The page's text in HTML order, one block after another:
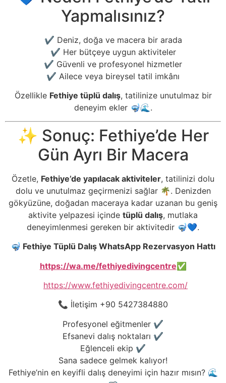
Yapmalısınız?
✔️ Deniz, doğa ve macera bir arada
✔️ Her bütçeye uygun aktiviteler
✔️ Güvenli ve profesyonel hizmetler
✔️ Ailece veya bireysel tatil imkânı
Özellikle Fethiye tüplü dalış, tatilinize unutulmaz bir
deneyim ekler 🤿🌊.
✨ Sonuç: Fethiye’de Her
Gün Ayrı Bir Macera
Özetle, Fethiye’de yapılacak aktiviteler, tatilinizi dolu
dolu ve unutulmaz geçirmenizi sağlar 🌴. Denizden
gökyüzüne, doğadan maceraya kadar uzanan bu geniş
aktivite yelpazesi içinde tüplü dalış, mutlaka
deneyimlenmesi gereken bir aktivitedir 🤿💙.
🤿 Fethiye Tüplü Dalış WhatsApp Rezervasyon Hattı
https://wa.me/fethiyedivingcentre✅
https://www.fethiyedivingcentre.com/
📞 İletişim +90 5427384880
Profesyonel eğitmenler ✔️
Efsanevi dalış noktaları ✔️
Eğlenceli ekip ✔️
Sana sadece gelmek kalıyor!
Fethiye’nin en keyifli dalış deneyimi için hazır mısın? 🌊